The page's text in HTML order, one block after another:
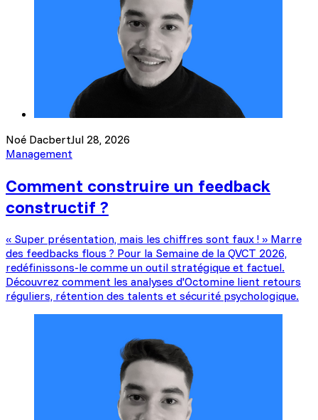
Noé DacbertJul 28, 2026
Management
Comment construire un feedback
constructif ?
« Super présentation, mais les chiffres sont faux ! » Marre
des feedbacks flous ? Pour la Semaine de la QVCT 2026,
redéfinissons-le comme un outil stratégique et factuel.
Découvrez comment les analyses d'Octomine lient retours
réguliers, rétention des talents et sécurité psychologique.